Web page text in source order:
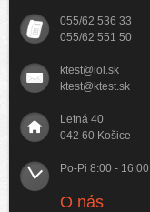
055/62 536 33
055/62 551 50
ktest@iol.sk
ktest@ktest.sk
Letná 40
042 60 Košice
Po-Pi 8:00 - 16:00
O nás